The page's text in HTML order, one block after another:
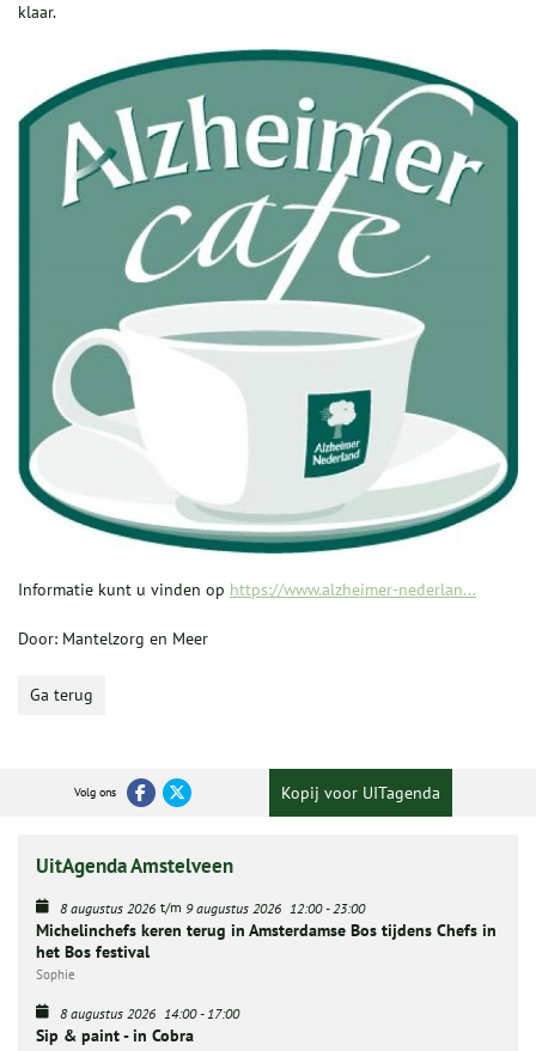
klaar.
Informatie kunt u vinden op https://www.alzheimer-nederlan...
Door: Mantelzorg en Meer
Ga terug
Volg ons Kopij voor UITagenda
UitAgenda Amstelveen
8 augustus 2026 t/m 9 augustus 2026 12:00- 23:00
Michelinchefs keren terug in Amsterdamse Bos tijdens Chefs in
het Bos festival
Sophie
8 augustus 2026 14:00- 17:00
Sip & paint - in Cobra